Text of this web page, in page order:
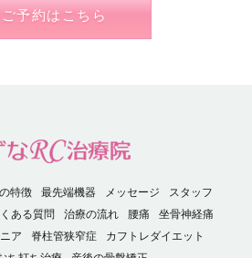
ご予約はこちら
特徴 最先端機器 メッセージ
スタッフ
ある質問 治療の流れ 腰痛
坐骨神経痛
ア
脊柱管狭窄症
カフトレダイエット